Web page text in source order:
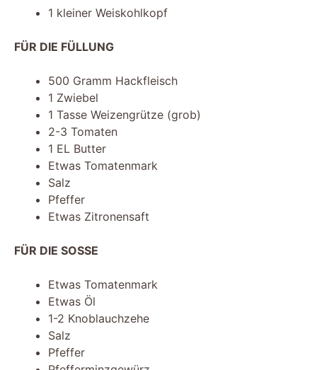
1 kleiner Weiskohlkopf
FÜR DIE FÜLLUNG
500 Gramm Hackfleisch
1 Zwiebel
1 Tasse Weizengrütze (grob)
2-3 Tomaten
1 EL Butter
Etwas Tomatenmark
Salz
Pfeffer
Etwas Zitronensaft
FÜR DIE SOSSE
Etwas Tomatenmark
Etwas Öl
1-2 Knoblauchzehe
Salz
Pfeffer